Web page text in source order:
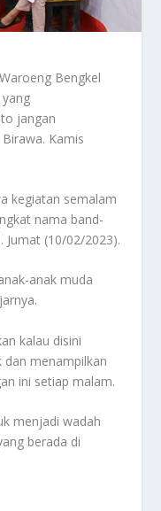
Bengkel
jangan
Kamis
kegiatan semalam
nama band-
Jumat (10/02/2023).
anak muda
kalau disini
menampilkan
ini setiap malam.
menjadi wadah
berada di